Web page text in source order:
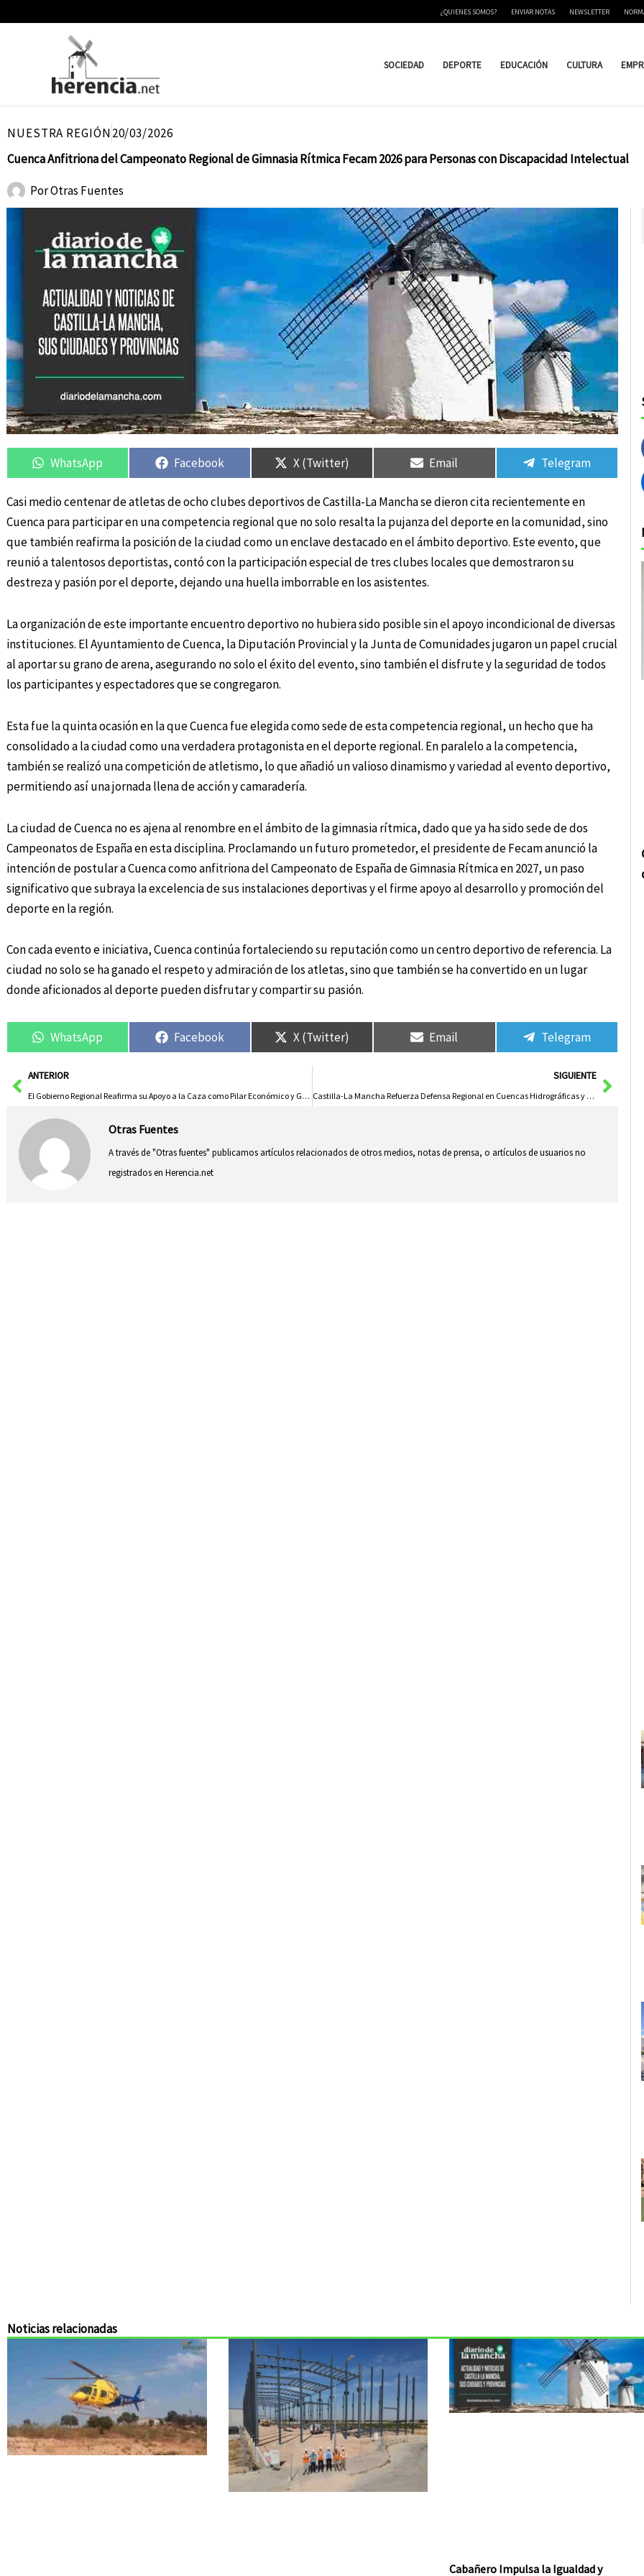
¿QUIENES SOMOS? ENVIAR NOTAS NEWSLETTER
SOCIEDAD DEPORTE EDUCACIÓN CULTURA
NUESTRA REGIÓN20/03/2026
Cuenca Anfitriona del Campeonato Regional de Gimnasia Rítmica Fecam 2026 para Personas con Discapacidad Intelectual
PorOtras Fuentes
Compartir
en
WhatsApp
Compartir
en
Facebook
Compartir
en
X (Twitter)
Compartir
en
Email
Compartir
en
Telegram
Casi medio centenar de atletas de ocho clubes deportivos de Castilla-La Mancha se dieron cita recientemente en
Cuenca para participar en una competencia regional que no solo resalta la pujanza del deporte en la comunidad, sino
que también reafirma la posición de la ciudad como un enclave destacado en el ámbito deportivo. Este evento, que
reunió a talentosos deportistas, contó con la participación especial de tres clubes locales que demostraron su
destreza y pasión por el deporte, dejando una huella imborrable en los asistentes.
La organización de este importante encuentro deportivo no hubiera sido posible sin el apoyo incondicional de diversas
instituciones. El Ayuntamiento de Cuenca, la Diputación Provincial y la Junta de Comunidades jugaron un papel crucial
al aportar su grano de arena, asegurando no solo el éxito del evento, sino también el disfrute y la seguridad de todos
los participantes y espectadores que se congregaron.
Esta fue la quinta ocasión en la que Cuenca fue elegida como sede de esta competencia regional, un hecho que ha
consolidado a la ciudad como una verdadera protagonista en el deporte regional. En paralelo a la competencia,
también se realizó una competición de atletismo, lo que añadió un valioso dinamismo y variedad al evento deportivo,
permitiendo así una jornada llena de acción y camaradería.
La ciudad de Cuenca no es ajena al renombre en el ámbito de la gimnasia rítmica, dado que ya ha sido sede de dos
Campeonatos de España en esta disciplina. Proclamando un futuro prometedor, el presidente de Fecam anunció la
intención de postular a Cuenca como anfitriona del Campeonato de España de Gimnasia Rítmica en 2027, un paso
significativo que subraya la excelencia de sus instalaciones deportivas y el firme apoyo al desarrollo y promoción del
deporte en la región.
Con cada evento e iniciativa, Cuenca continúa fortaleciendo su reputación como un centro deportivo de referencia. La
ciudad no solo se ha ganado el respeto y admiración de los atletas, sino que también se ha convertido en un lugar
donde aficionados al deporte pueden disfrutar y compartir su pasión.
Compartir
en
WhatsApp
Compartir
en
Facebook
Compartir
en
X (Twitter)
Compartir
en
Email
Compartir
en
Telegram
AntANTERIOR
El Gobierno Regional Reafirma su Apoyo a la Caza como Pilar Económico y Generador de Empleo
SIGUIENTE
Castilla-La Mancha Refuerza Defensa Regional en Cuencas Hidrográficas y Colabora con Confederaciones
Otras Fuentes
A través de "Otras fuentes" publicamos artículos relacionados de otros medios, notas de prensa, o artículos de usuarios no
registrados en Herencia.net
Noticias relacionadas
Cabañero Impulsa la Igualdad y